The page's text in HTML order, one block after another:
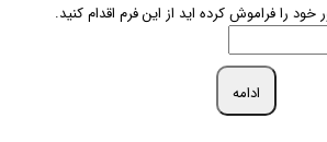
خود را فراموش کرده اید از این فرم اقدام کنید.
ادامه